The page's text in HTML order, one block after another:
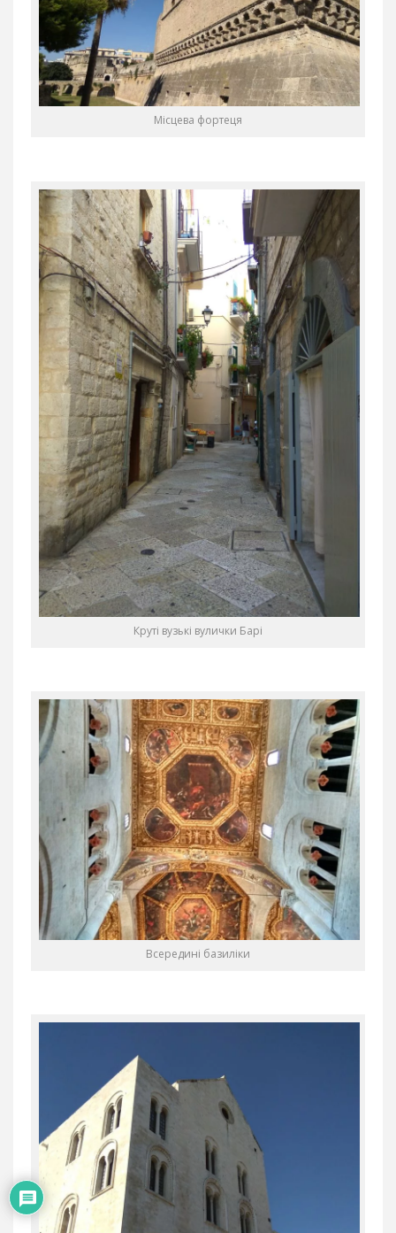
Місцева фортеця
Круті вузькі вулички Барі
Всередині базиліки